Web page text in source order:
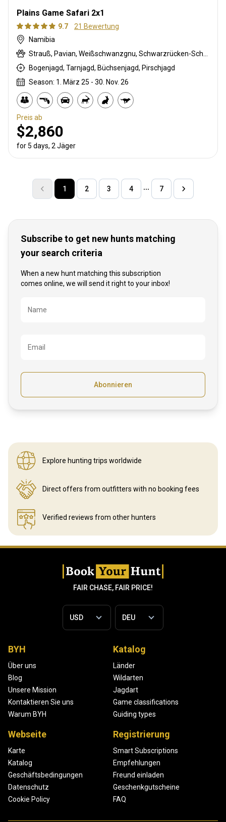
Plains Game Safari 2x1
9.7
21 Bewertung
Namibia
Bogenjagd, Tarnjagd, Büchsenjagd, Pirschjagd
Season: 1. März 25 - 30. Nov. 26
Preis ab
$2,860
for 5 days, 2 Jäger
1 2 3 4 7
Subscribe to get new hunts matching
your search criteria
When a new hunt matching this subscription
comes online, we will send it right to your inbox!
Bezeichnung
Name
Email
Abonnieren
Explore hunting trips worldwide
Direct offers from outfitters with no booking fees
Verified reviews from other hunters
FAIR CHASE, FAIR PRICE!
BYH
Über uns
Blog
Unsere Mission
Kontaktieren Sie uns
Warum BYH
Katalog
Länder
Wildarten
Jagdart
Game classifications
Guiding types
Webseite
Karte
Katalog
Geschäftsbedingungen
Datenschutz
Cookie Policy
Registrierung
Smart Subscriptions
Empfehlungen
Freund einladen
Geschenkgutscheine
FAQ